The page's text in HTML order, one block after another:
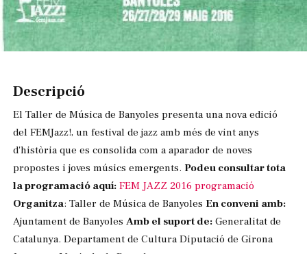
Descripció
El Taller de Música de Banyoles presenta una nova edició
del FEMJazz!, un festival de jazz amb més de vint anys
d'història que es consolida com a aparador de noves
propostes i joves músics emergents. Podeu consultar tota
la programació aquí: FEM JAZZ 2016 programació
Organitza: Taller de Música de Banyoles En conveni amb:
Ajuntament de Banyoles Amb el suport de: Generalitat de
Catalunya. Departament de Cultura Diputació de Girona